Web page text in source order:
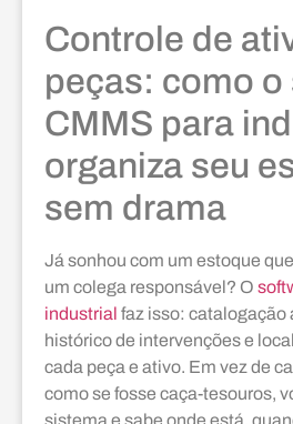
Controle de
peças: como
CMMS para
organiza seu
sem drama
Já sonhou com um estoque
um colega responsável? O
industrial faz isso: catalogação
histórico de intervenções e
cada peça e ativo. Em vez de
como se fosse caça-tesouros,